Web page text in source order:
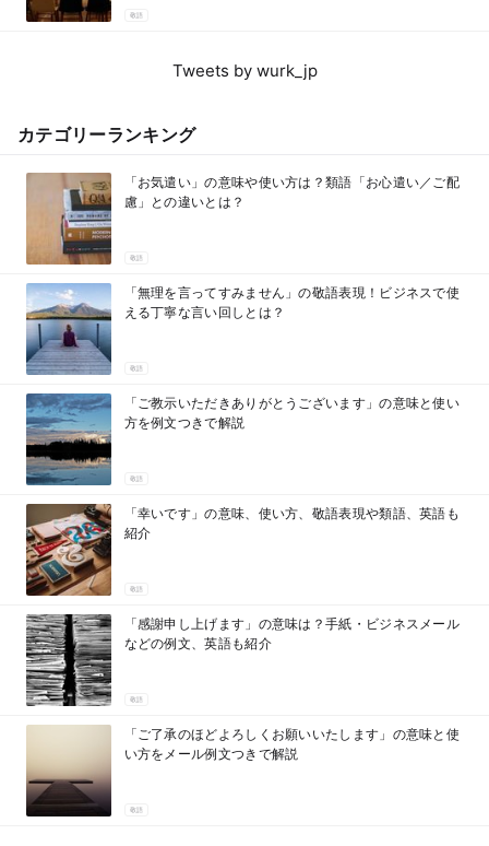
敬語
Tweets by wurk_jp
カテゴリーランキング
「お気遣い」の意味や使い方は？類語「お心遣い／ご配
慮」との違いとは？
敬語
「無理を言ってすみません」の敬語表現！ビジネスで使
える丁寧な言い回しとは？
敬語
「ご教示いただきありがとうございます」の意味と使い
方を例文つきで解説
敬語
「幸いです」の意味、使い方、敬語表現や類語、英語も
紹介
敬語
「感謝申し上げます」の意味は？手紙・ビジネスメール
などの例文、英語も紹介
敬語
「ご了承のほどよろしくお願いいたします」の意味と使
い方をメール例文つきで解説
敬語